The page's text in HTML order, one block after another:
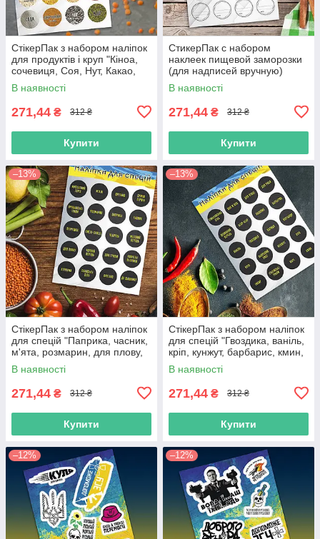
СтікерПак з набором наліпок
для продуктів і круп "Кіноа,
сочевиця, Соя, Нут, Какао,
Сода, Чіа, Маш та ін."
В наявності
271,44 ₴ 312 ₴
Купити
СтикерПак с набором
наклеек пищевой заморозки
(для надписей вручную)
В наявності
271,44 ₴ 312 ₴
Купити
–13%
СтікерПак з набором наліпок
для спецій "Паприка, часник,
м'ята, розмарин, для плову,
суміш перців тощо".
В наявності
271,44 ₴ 312 ₴
Купити
–13%
СтікерПак з набором наліпок
для спецій "Гвоздика, ваніль,
кріп, кунжут, барбарис, кмин,
базилік, карі тощо".
В наявності
271,44 ₴ 312 ₴
Купити
–12% –12%